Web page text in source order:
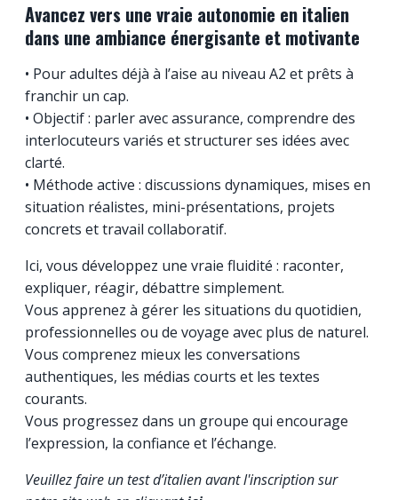
Avancez vers une vraie autonomie en italien
dans une ambiance énergisante et motivante
• Pour adultes déjà à l’aise au niveau A2 et prêts à
franchir un cap.
• Objectif : parler avec assurance, comprendre des
interlocuteurs variés et structurer ses idées avec
clarté.
• Méthode active : discussions dynamiques, mises en
situation réalistes, mini-présentations, projets
concrets et travail collaboratif.
Ici, vous développez une vraie fluidité : raconter,
expliquer, réagir, débattre simplement.
Vous apprenez à gérer les situations du quotidien,
professionnelles ou de voyage avec plus de naturel.
Vous comprenez mieux les conversations
authentiques, les médias courts et les textes
courants.
Vous progressez dans un groupe qui encourage
l’expression, la confiance et l’échange.
Veuillez faire un test d’italien avant l'inscription sur